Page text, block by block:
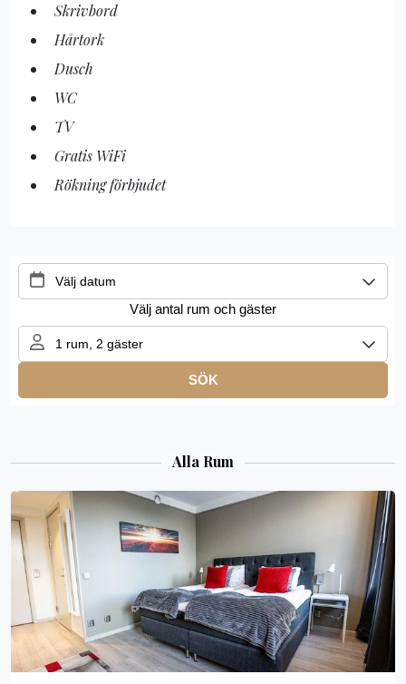
Skrivbord
Hårtork
Dusch
WC
TV
Gratis WiFi
Rökning förbjudet
Alla Rum